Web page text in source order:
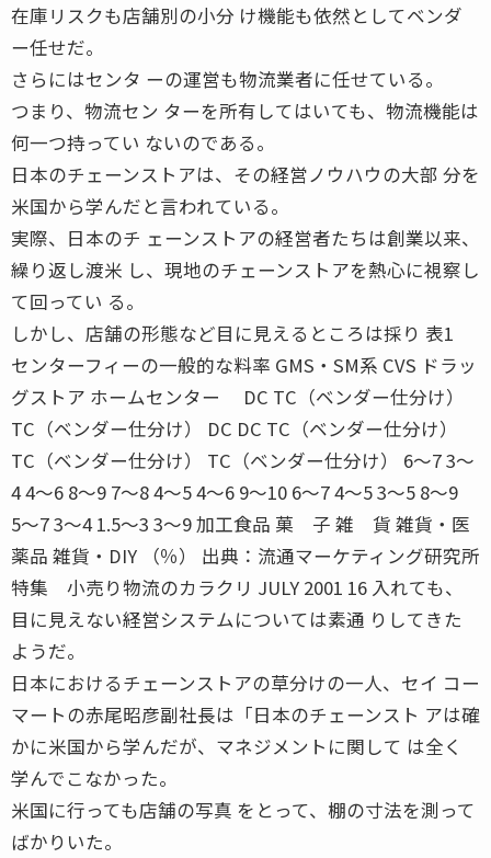
在庫リスクも店舗別の小分 け機能も依然としてベンダ
ー任せだ。
さらにはセンタ ーの運営も物流業者に任せている。
つまり、物流セン ターを所有してはいても、物流機能は
何一つ持ってい ないのである。
日本のチェーンストアは、その経営ノウハウの大部 分を
米国から学んだと言われている。
実際、日本のチ ェーンストアの経営者たちは創業以来、
繰り返し渡米 し、現地のチェーンストアを熱心に視察し
て回ってい る。
しかし、店舗の形態など目に見えるところは採り 表1
センターフィーの一般的な料率 GMS・SM系 CVS ドラッ
グストア ホームセンター DC TC（ベンダー仕分け）
TC（ベンダー仕分け） DC DC TC（ベンダー仕分け）
TC（ベンダー仕分け） TC（ベンダー仕分け） 6〜7 3〜
4 4〜6 8〜9 7〜8 4〜5 4〜6 9〜10 6〜7 4〜5 3〜5 8〜9
5〜7 3〜4 1.5〜3 3〜9 加工食品 菓 子 雑 貨 雑貨・医
薬品 雑貨・DIY （％） 出典：流通マーケティング研究所
特集 小売り物流のカラクリ JULY 2001 16 入れても、
目に見えない経営システムについては素通 りしてきた
ようだ。
日本におけるチェーンストアの草分けの一人、セイ コー
マートの赤尾昭彦副社長は「日本のチェーンスト アは確
かに米国から学んだが、マネジメントに関して は全く
学んでこなかった。
米国に行っても店舗の写真 をとって、棚の寸法を測って
ばかりいた。